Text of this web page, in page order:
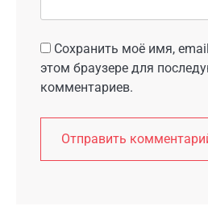
Сохранить моё имя,
этом браузере для
комментариев.